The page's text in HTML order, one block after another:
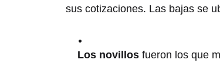
sus cotizaciones. Las bajas se
Los novillos fueron los que